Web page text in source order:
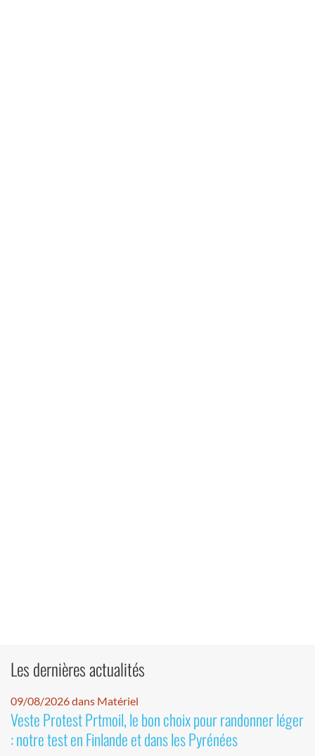
Les dernières actualités
09/08/2026 dans Matériel
Veste Protest Prtmoil, le bon choix pour randonner léger
: notre test en Finlande et dans les Pyrénées